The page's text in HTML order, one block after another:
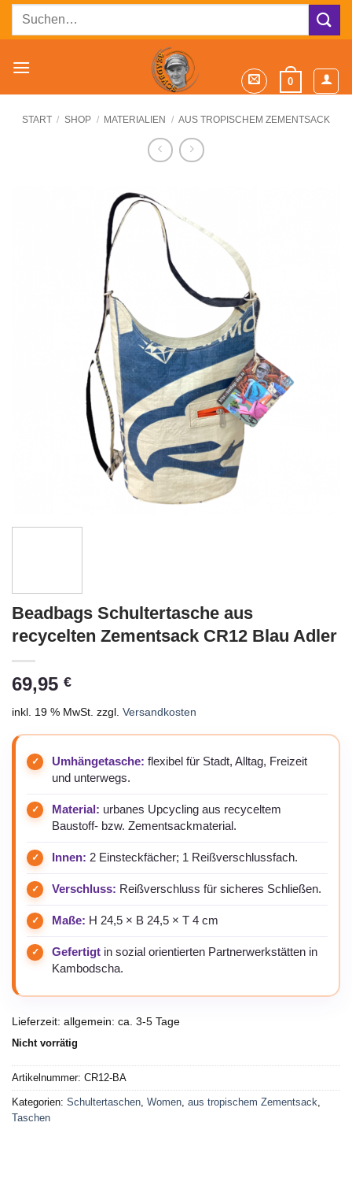
ZumSuchen
0
START / SHOP / MATERIALIEN / AUS TROPISCHEM ZEMENTSACK
Beadbags Schultertasche aus
recycelten Zementsack CR12 Blau Adler
69,95 €
inkl. 19 % MwSt. zzgl. Versandkosten
Umhängetasche: flexibel für Stadt, Alltag, Freizeit
und unterwegs.
Material: urbanes Upcycling aus recyceltem
Baustoff- bzw. Zementsackmaterial.
Innen: 2 Einsteckfächer; 1 Reißverschlussfach.
Verschluss: Reißverschluss für sicheres Schließen.
Maße: H 24,5 × B 24,5 × T 4 cm
Gefertigt in sozial orientierten Partnerwerkstätten in
Kambodscha.
Lieferzeit: allgemein: ca. 3-5 Tage
Nicht vorrätig
Artikelnummer: CR12-BA
Kategorien: Schultertaschen, Women, aus tropischem Zementsack,
Taschen